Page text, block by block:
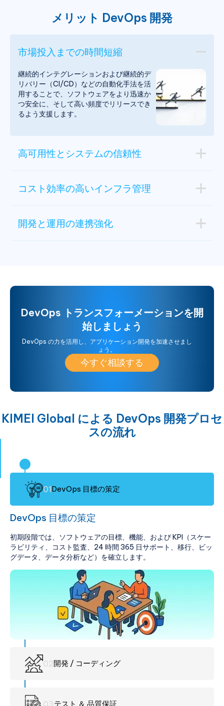
メリット DevOps 開発
市場投入までの時間短縮
継続的インテグレーションおよび継続的デ
リバリー（CI/CD）などの自動化手法を活
用することで、ソフトウェアをより迅速か
つ安全に、そして高い頻度でリリースでき
るよう支援します。
高可用性とシステムの信頼性
コスト効率の高いインフラ管理
開発と運用の連携強化
DevOps トランスフォーメーションを開
始しましょう
DevOps の力を活用し、アプリケーション開発を加速させまし
ょう。
今すぐ相談する
KIMEI Global による DevOps 開発プロセ
スの流れ
01DevOps 目標の策定
DevOps 目標の策定
初期段階では、ソフトウェアの目標、機能、および KPI（スケー
ラビリティ、コスト監査、24 時間 365 日サポート、移行、ビッ
グデータ、データ分析など）を確立します。
02開発 / コーディング
03テスト ＆ 品質保証